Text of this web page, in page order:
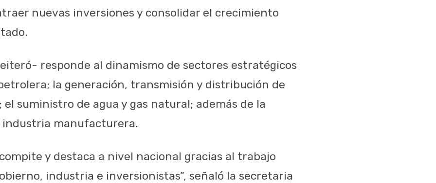
nuevas inversiones y consolidar el crecimiento
responde al dinamismo de sectores estratégicos
la generación, transmisión y distribución de
suministro de agua y gas natural; además de la
industria manufacturera.
y destaca a nivel nacional gracias al trabajo
industria e inversionistas”, señaló la secretaria